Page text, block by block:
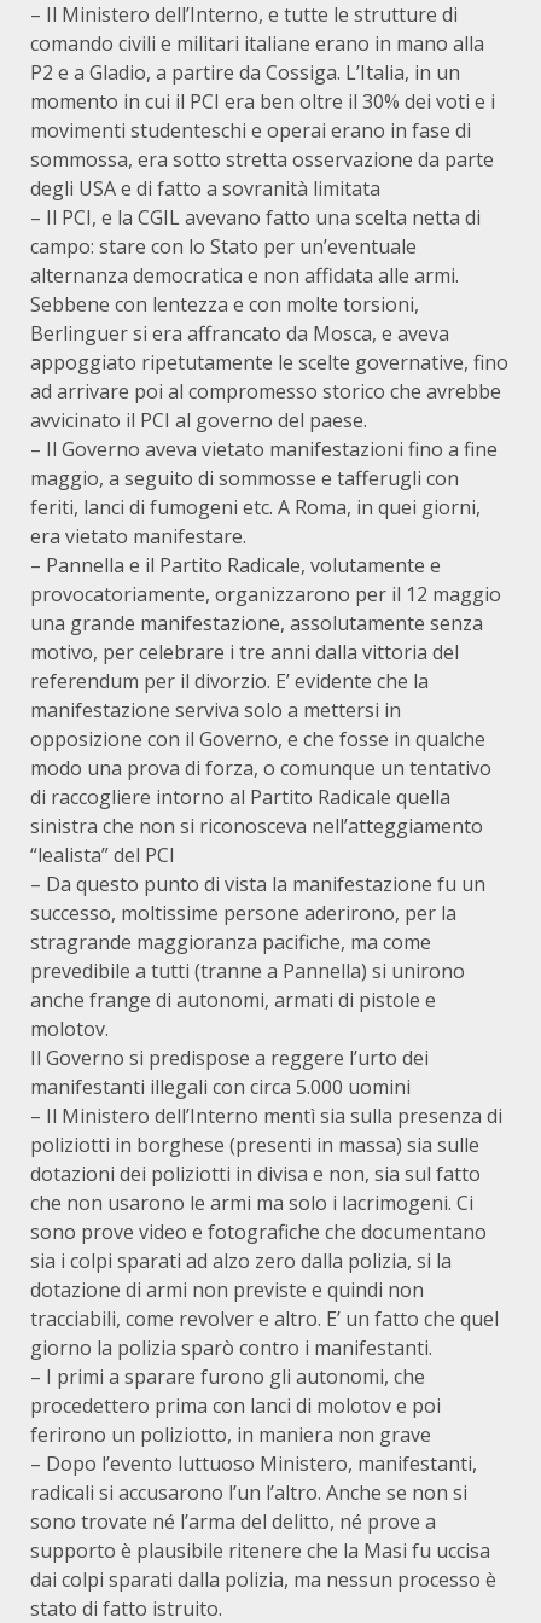
– Il Ministero dell’Interno, e tutte le strutture di
comando civili e militari italiane erano in mano alla
P2 e a Gladio, a partire da Cossiga. L’Italia, in un
momento in cui il PCI era ben oltre il 30% dei voti e i
movimenti studenteschi e operai erano in fase di
sommossa, era sotto stretta osservazione da parte
degli USA e di fatto a sovranità limitata
– Il PCI, e la CGIL avevano fatto una scelta netta di
campo: stare con lo Stato per un’eventuale
alternanza democratica e non affidata alle armi.
Sebbene con lentezza e con molte torsioni,
Berlinguer si era affrancato da Mosca, e aveva
appoggiato ripetutamente le scelte governative, fino
ad arrivare poi al compromesso storico che avrebbe
avvicinato il PCI al governo del paese.
– Il Governo aveva vietato manifestazioni fino a fine
maggio, a seguito di sommosse e tafferugli con
feriti, lanci di fumogeni etc. A Roma, in quei giorni,
era vietato manifestare.
– Pannella e il Partito Radicale, volutamente e
provocatoriamente, organizzarono per il 12 maggio
una grande manifestazione, assolutamente senza
motivo, per celebrare i tre anni dalla vittoria del
referendum per il divorzio. E’ evidente che la
manifestazione serviva solo a mettersi in
opposizione con il Governo, e che fosse in qualche
modo una prova di forza, o comunque un tentativo
di raccogliere intorno al Partito Radicale quella
sinistra che non si riconosceva nell’atteggiamento
“lealista” del PCI
– Da questo punto di vista la manifestazione fu un
successo, moltissime persone aderirono, per la
stragrande maggioranza pacifiche, ma come
prevedibile a tutti (tranne a Pannella) si unirono
anche frange di autonomi, armati di pistole e
molotov.
Il Governo si predispose a reggere l’urto dei
manifestanti illegali con circa 5.000 uomini
– Il Ministero dell’Interno mentì sia sulla presenza di
poliziotti in borghese (presenti in massa) sia sulle
dotazioni dei poliziotti in divisa e non, sia sul fatto
che non usarono le armi ma solo i lacrimogeni. Ci
sono prove video e fotografiche che documentano
sia i colpi sparati ad alzo zero dalla polizia, si la
dotazione di armi non previste e quindi non
tracciabili, come revolver e altro. E’ un fatto che quel
giorno la polizia sparò contro i manifestanti.
– I primi a sparare furono gli autonomi, che
procedettero prima con lanci di molotov e poi
ferirono un poliziotto, in maniera non grave
– Dopo l’evento luttuoso Ministero, manifestanti,
radicali si accusarono l’un l’altro. Anche se non si
sono trovate né l’arma del delitto, né prove a
supporto è plausibile ritenere che la Masi fu uccisa
dai colpi sparati dalla polizia, ma nessun processo è
stato di fatto istruito.